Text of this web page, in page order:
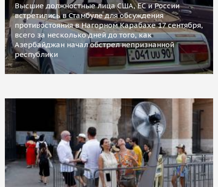
Высшие должностные лица США, ЕС и России
встретились в Стамбуле для обсуждения
противостояния в Нагорном Карабахе 17 сентября,
всего за несколько дней до того, как
Азербайджан начал обстрел непризнанной
республики